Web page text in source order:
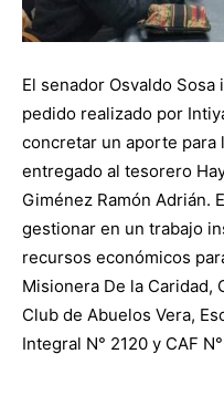
El senador Osvaldo
pedido realizado por
concretar un aporte para
entregado al tesorero
Giménez Ramón Adrián.
gestionar en un trabajo
recursos económicos
Misionera De la Caridad,
Club de Abuelos Vera,
Integral N° 2120 y CAF